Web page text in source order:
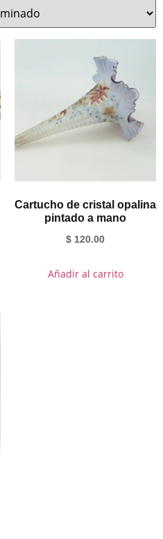
Cartucho de cristal opalina
pintado a mano
$ 120.00
Añadir al carrito